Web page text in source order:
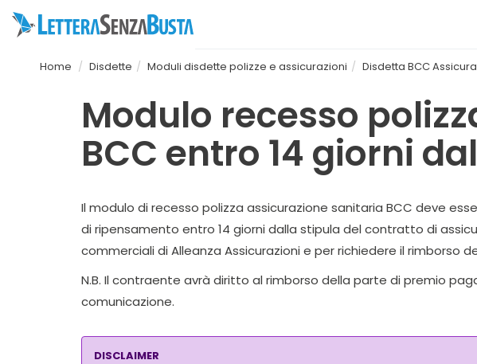
Home Disdette Moduli disdette polizze e assicurazioni Disdetta BCC
Modulo recesso
BCC entro 14 giorni
Il modulo di recesso polizza assicurazione sanitaria BCC deve
di ripensamento entro 14 giorni dalla stipula del contratto di
commerciali di Alleanza Assicurazioni e per richiedere il rimborso
N.B. Il contraente avrà diritto al rimborso della parte di premio
comunicazione.
DISCLAIMER